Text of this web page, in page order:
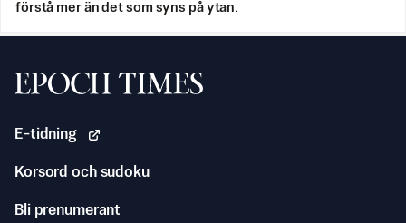
förstå mer än det som syns på ytan.
Svenska Epoch Times
E-tidning
Korsord och sudoku
Bli prenumerant